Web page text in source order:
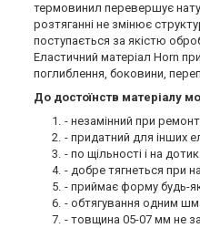
термовинил перевершує
розтяганні не змінює
поступається за якістю
Еластичний матеріал Horn
поглиблення, боковини,
До достоїнств матеріалу
- незамінний при
- придатний для інших
- по щільності і на
- добре тягнеться при
- приймає форму будь-
- обтягування одним
- товщина 05-07 мм не